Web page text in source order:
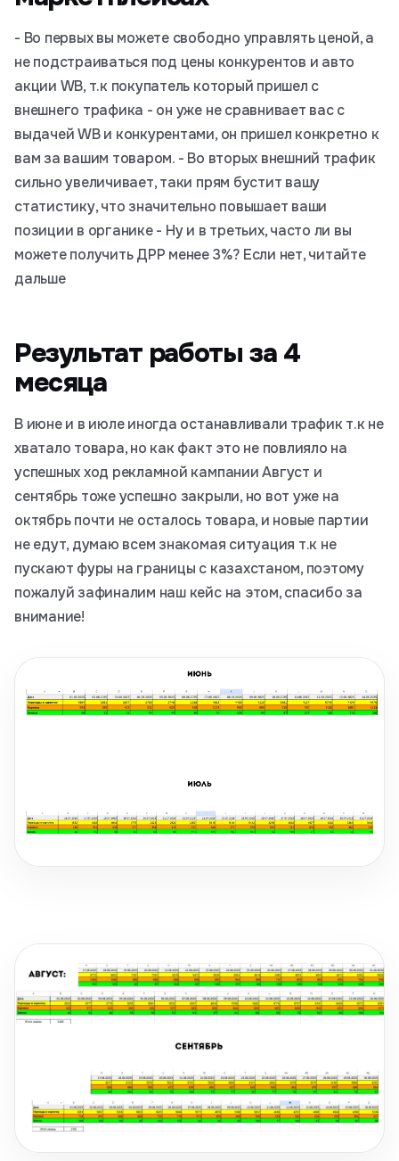
- Во первых вы можете свободно управлять ценой, а
не подстраиваться под цены конкурентов и авто
акции WB, т.к покупатель который пришел с
внешнего трафика - он уже не сравнивает вас с
выдачей WB и конкурентами, он пришел конкретно к
вам за вашим товаром. - Во вторых внешний трафик
сильно увеличивает, таки прям бустит вашу
статистику, что значительно повышает ваши
позиции в органике - Ну и в третьих, часто ли вы
можете получить ДРР менее 3%? Если нет, читайте
дальше
Результат работы за 4
месяца
В июне и в июле иногда останавливали трафик т.к не
хватало товара, но как факт это не повлияло на
успешных ход рекламной кампании Август и
сентябрь тоже успешно закрыли, но вот уже на
октябрь почти не осталось товара, и новые партии
не едут, думаю всем знакомая ситуация т.к не
пускают фуры на границы с казахстаном, поэтому
пожалуй зафиналим наш кейс на этом, спасибо за
внимание!